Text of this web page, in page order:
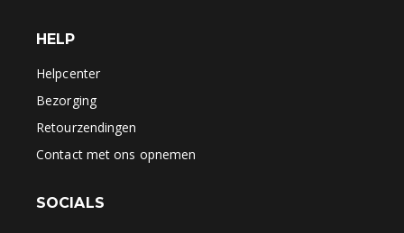
HELP
Helpcenter
Bezorging
Retourzendingen
Contact met ons opnemen
SOCIALS